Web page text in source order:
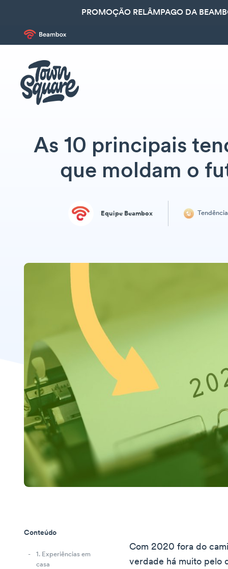
PROMOÇÃO RELÂMPAGO DA
As 10 principais
que moldam o
Equipe Beambox
Conteúdo
1. Experiências em
casa
Com 2020 fora do
verdade há muito pelo